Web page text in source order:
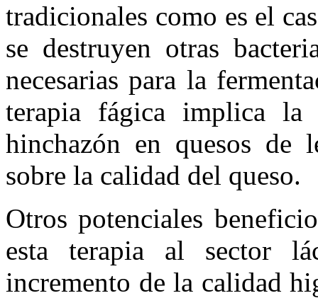
tradicionales como es el
se destruyen otras
necesarias para la
terapia fágica implica
hinchazón en quesos de
sobre la calidad del queso.
Otros potenciales
esta terapia al sector
incremento de la calidad